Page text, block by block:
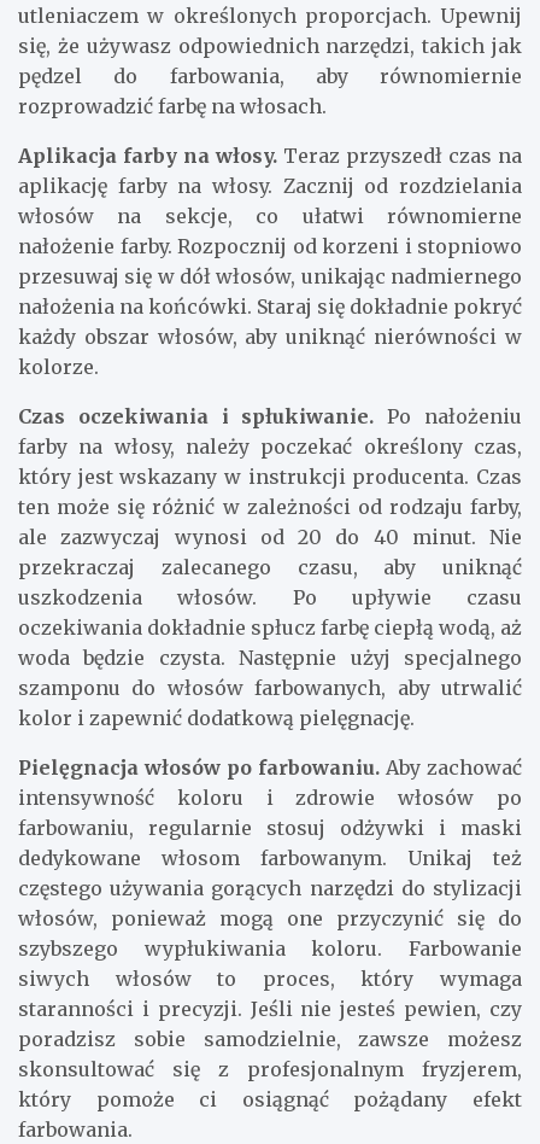
utleniaczem w określonych proporcjach. Upewnij
się, że używasz odpowiednich narzędzi, takich jak
pędzel do farbowania, aby równomiernie
rozprowadzić farbę na włosach.
Aplikacja farby na włosy. Teraz przyszedł czas na
aplikację farby na włosy. Zacznij od rozdzielania
włosów na sekcje, co ułatwi równomierne
nałożenie farby. Rozpocznij od korzeni i stopniowo
przesuwaj się w dół włosów, unikając nadmiernego
nałożenia na końcówki. Staraj się dokładnie pokryć
każdy obszar włosów, aby uniknąć nierówności w
kolorze.
Czas oczekiwania i spłukiwanie.Po nałożeniu
farby na włosy, należy poczekać określony czas,
który jest wskazany w instrukcji producenta. Czas
ten może się różnić w zależności od rodzaju farby,
ale zazwyczaj wynosi od 20 do 40 minut. Nie
przekraczaj zalecanego czasu, aby uniknąć
uszkodzenia włosów. Po upływie czasu
oczekiwania dokładnie spłucz farbę ciepłą wodą, aż
woda będzie czysta. Następnie użyj specjalnego
szamponu do włosów farbowanych, aby utrwalić
kolor i zapewnić dodatkową pielęgnację.
Pielęgnacja włosów po farbowaniu. Aby zachować
intensywność koloru i zdrowie włosów po
farbowaniu, regularnie stosuj odżywki i maski
dedykowane włosom farbowanym. Unikaj też
częstego używania gorących narzędzi do stylizacji
włosów, ponieważ mogą one przyczynić się do
szybszego wypłukiwania koloru. Farbowanie
siwych włosów to proces, który wymaga
staranności i precyzji. Jeśli nie jesteś pewien, czy
poradzisz sobie samodzielnie, zawsze możesz
skonsultować się z profesjonalnym fryzjerem,
który pomoże ci osiągnąć pożądany efekt
farbowania.